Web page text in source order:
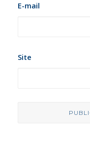
E-mail
Site